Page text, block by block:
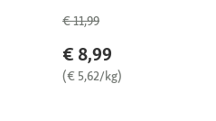
€ 11,99
€ 8,99
(€ 5,62/kg)